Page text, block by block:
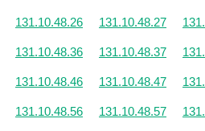
131.10.48.26 131.10.48.27
131.10.48.36 131.10.48.37
131.10.48.46 131.10.48.47
131.10.48.56 131.10.48.57